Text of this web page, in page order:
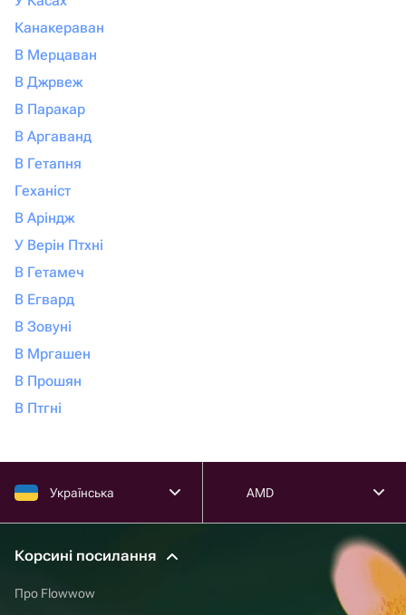
Канакераван
В Мерцаван
В Джрвеж
В Паракар
В Аргаванд
В Гетапня
Геханіст
В Аріндж
У Верін Птхні
В Гетамеч
В Егвард
В Зовуні
В Мргашен
В Прошян
В Птгні
Українська AMD
Корсині посилання
Про Flowwow